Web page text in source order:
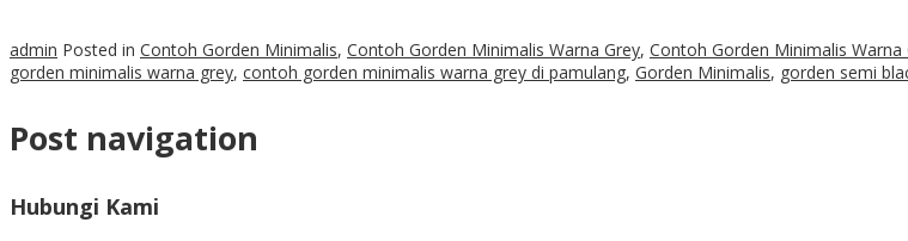
admin Posted in Contoh Gorden Minimalis, Contoh Gorden Minimalis Warna Grey, Contoh Gorden Minimalis Warna
gorden minimalis warna grey, contoh gorden minimalis warna grey di pamulang, Gorden Minimalis, gorden semi
Post navigation
Hubungi Kami